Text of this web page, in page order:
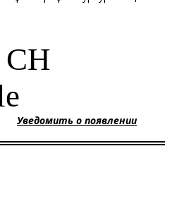
CH
Уведомить о появлении